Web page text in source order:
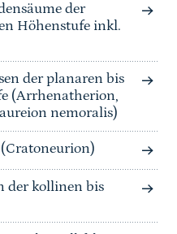
der
Höhenstufe inkl.
der planaren bis
(Arrhenatherion,
nemoralis)
der kollinen bis